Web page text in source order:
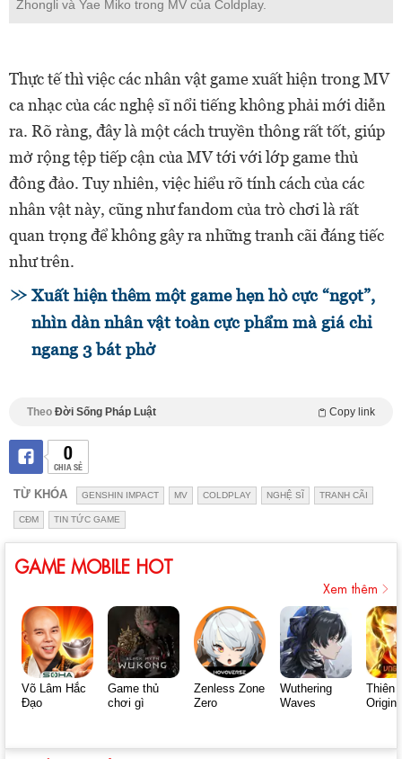
Zhongli và Yae Miko trong MV của Coldplay.
Thực tế thì việc các nhân vật game xuất hiện trong MV
ca nhạc của các nghệ sĩ nổi tiếng không phải mới diễn
ra. Rõ ràng, đây là một cách truyền thông rất tốt, giúp
mở rộng tệp tiếp cận của MV tới với lớp game thủ
đông đảo. Tuy nhiên, việc hiểu rõ tính cách của các
nhân vật này, cũng như fandom của trò chơi là rất
quan trọng để không gây ra những tranh cãi đáng tiếc
như trên.
Xuất hiện thêm một game hẹn hò cực “ngọt”,
nhìn dàn nhân vật toàn cực phẩm mà giá chỉ
ngang 3 bát phở
Theo Đời Sống Pháp Luật Copy link
0
CHIA SẺ
TỪ KHÓA GENSHIN IMPACT MV COLDPLAY NGHỆ SĨ TRANH CÃI
CĐM TIN TỨC GAME
GAME MOBILE HOT
Xem thêm
Võ Lâm Hắc
Đạo
Game thủ
chơi gì
Zenless Zone
Zero
Wuthering
Waves
Thiên
Origin